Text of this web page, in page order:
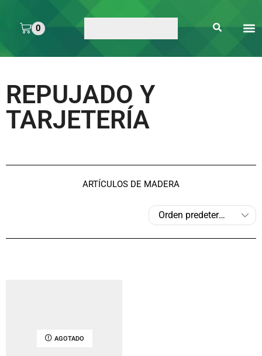
0
REPUJADO Y
TARJETERÍA
ARTÍCULOS DE MADERA
AGOTADO